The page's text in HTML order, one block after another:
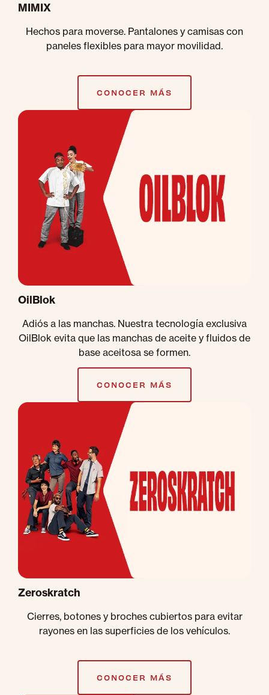
MIMIX
Hechos para moverse. Pantalones y camisas con
paneles flexibles para mayor movilidad.
CONOCER MÁS
OilBlok
Adiós a las manchas. Nuestra tecnología exclusiva
OilBlok evita que las manchas de aceite y fluidos de
base aceitosa se formen.
CONOCER MÁS
Zeroskratch
Cierres, botones y broches cubiertos para evitar
rayones en las superficies de los vehículos.
CONOCER MÁS